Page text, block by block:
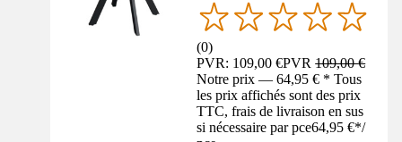
(0)
PVR: 109,00 €PVR109,00 €
Notre prix — 64,95 € * Tous
les prix affichés sont des prix
TTC, frais de livraison en sus
si nécessaire par pce64,95 €*/